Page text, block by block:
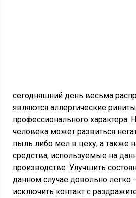
сегодняшний день весьма
являются аллергические риниты
профессионального характера.
человека может развиться
пыль либо мел в цеху, а также
средства, используемые на
производстве. Улучшить
данном случае довольно легко
исключить контакт с